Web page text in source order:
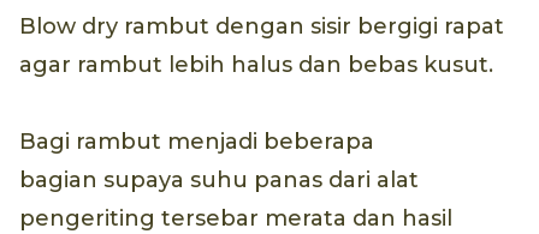
Blow dry rambut dengan sisir bergigi rapat
agar rambut lebih halus dan bebas kusut.
Bagi rambut menjadi beberapa
bagian supaya suhu panas dari alat
pengeriting tersebar merata dan hasil